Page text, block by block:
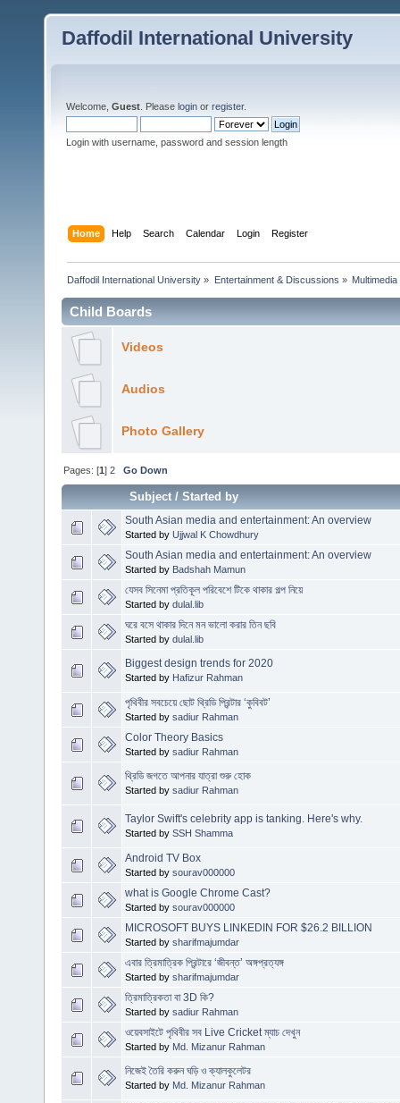
Daffodil International University
Welcome, Guest . Please login or register.
Login with username, password and session length
Home Help Search Calendar Login Register
Daffodil International University » Entertainment & Discussions »
Child Boards
Videos
Audios
Photo Gallery
Pages: [1]2 Go Down
Subject/Started by
South Asian media and entertainment: An overview
Started by Ujjwal K Chowdhury
South Asian media and entertainment: An overview
Started by Badshah Mamun
যেসব সিনেমা প্রতিকূল পরিবেশে টিকে থাকার গল্প নিয়ে
Started by dulal.lib
ঘরে বসে থাকার দিনে মন ভালো করার তিন ছবি
Started by dulal.lib
Biggest design trends for 2020
Started by Hafizur Rahman
পৃথিবীর সবচেয়ে ছোট থ্রিডি প্রিন্টার ‘কুবিবট’
Started by sadiur Rahman
Color Theory Basics
Started by sadiur Rahman
থ্রিডি জগতে আপনার যাত্রা শুরু হোক
Started by sadiur Rahman
Taylor Swift's celebrity app is tanking. Here's why.
Started by SSH Shamma
Android TV Box
Started by sourav000000
what is Google Chrome Cast?
Started by sourav000000
MICROSOFT BUYS LINKEDIN FOR $26.2 BILLION
Started by sharifmajumdar
এবার ত্রিমাত্রিক প্রিন্টারে ‘জীবন্ত’ অঙ্গপ্রত্যঙ্গ
Started by sharifmajumdar
ত্রিমাত্রিকতা বা 3D কি?
Started by sadiur Rahman
ওয়েবসাইটে পৃথিবীর সব Live Cricket ম্যাচ দেখুন
Started by Md. Mizanur Rahman
নিজেই তৈরি করুন ঘড়ি ও ক্যালকুলেটর
Started by Md. Mizanur Rahman